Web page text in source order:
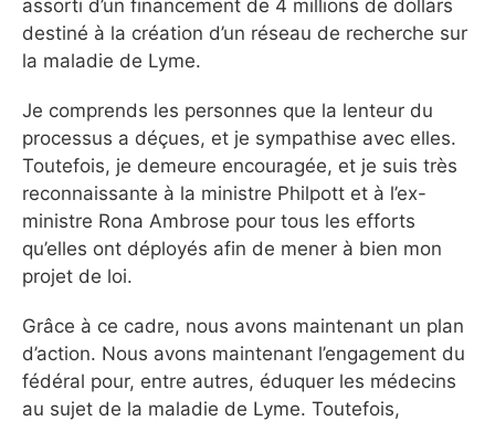
assorti d’un financement de 4 millions de dollars
destiné à la création d’un réseau de recherche sur
la maladie de Lyme.
Je comprends les personnes que la lenteur du
processus a déçues, et je sympathise avec elles.
Toutefois, je demeure encouragée, et je suis très
reconnaissante à la ministre Philpott et à l’ex-
ministre Rona Ambrose pour tous les efforts
qu’elles ont déployés afin de mener à bien mon
projet de loi.
Grâce à ce cadre, nous avons maintenant un plan
d’action. Nous avons maintenant l’engagement du
fédéral pour, entre autres, éduquer les médecins
au sujet de la maladie de Lyme. Toutefois,